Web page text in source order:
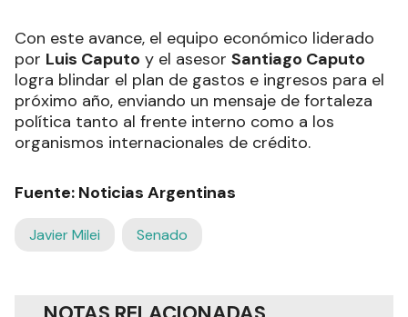
Con este avance, el equipo económico liderado
por Luis Caputo y el asesor Santiago Caputo
logra blindar el plan de gastos e ingresos para el
próximo año, enviando un mensaje de fortaleza
política tanto al frente interno como a los
organismos internacionales de crédito.
Fuente: Noticias Argentinas
Javier Milei Senado